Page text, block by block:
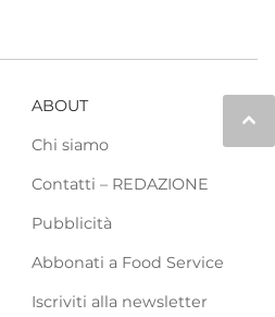
keyboard_arrow_up
ABOUT
Chi siamo
Contatti – REDAZIONE
Pubblicità
Abbonati a Food Service
Iscriviti alla newsletter